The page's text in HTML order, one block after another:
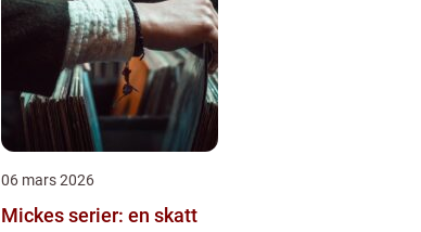
06 mars 2026
Mickes serier: en skatt